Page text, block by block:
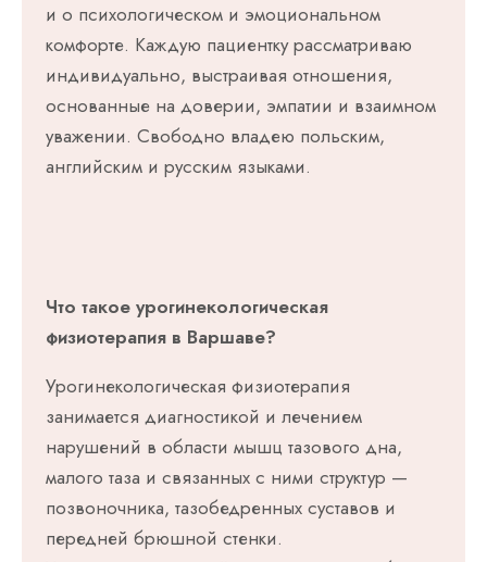
и о психологическом и эмоциональном
комфорте. Каждую пациентку рассматриваю
индивидуально, выстраивая отношения,
основанные на доверии, эмпатии и взаимном
уважении. Свободно владею польским,
английским и русским языками.
Что такое урогинекологическая
физиотерапия в Варшаве?
Урогинекологическая физиотерапия
занимается диагностикой и лечением
нарушений в области мышц тазового дна,
малого таза и связанных с ними структур —
позвоночника, тазобедренных суставов и
передней брюшной стенки.